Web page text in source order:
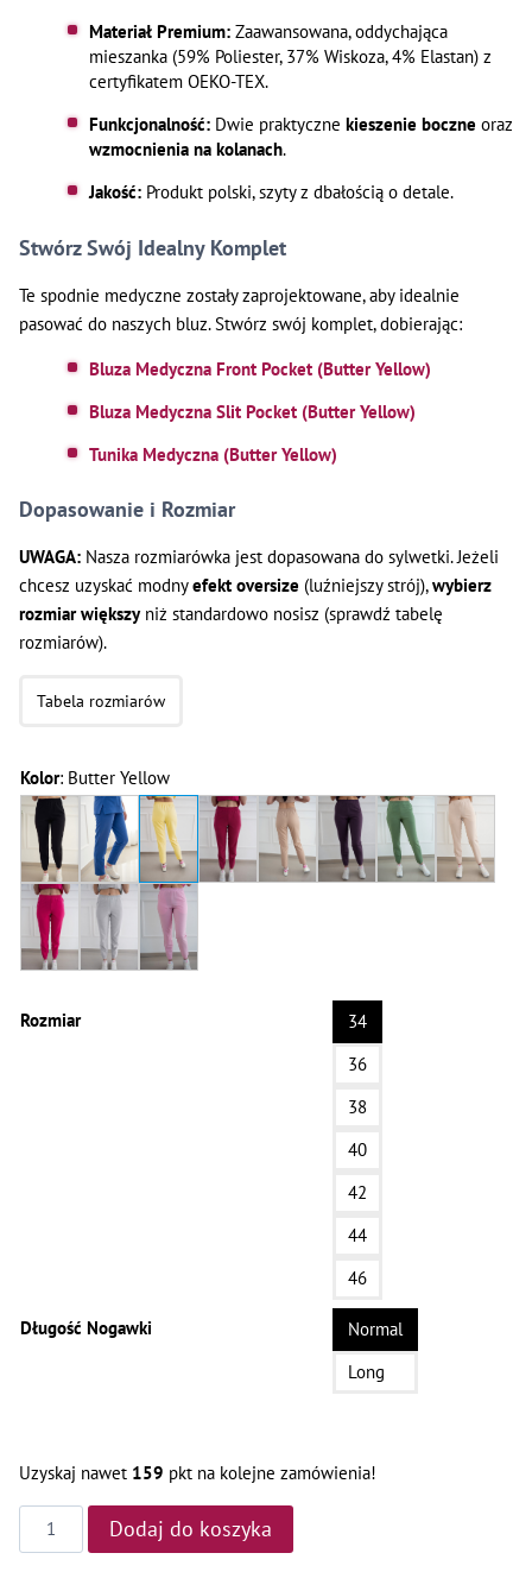
Materiał Premium:Zaawansowana, oddychająca
mieszanka (59% Poliester, 37% Wiskoza, 4% Elastan) z
certyfikatem OEKO-TEX.
Funkcjonalność:Dwie praktyczne kieszenie boczne oraz
wzmocnienia na kolanach.
Jakość:Produkt polski, szyty z dbałością o detale.
Stwórz Swój Idealny Komplet
Te spodnie medyczne zostały zaprojektowane, aby idealnie
pasować do naszych bluz. Stwórz swój komplet, dobierając:
Bluza Medyczna Front Pocket (Butter Yellow)
Bluza Medyczna Slit Pocket (Butter Yellow)
Tunika Medyczna (Butter Yellow)
Dopasowanie i Rozmiar
UWAGA: Nasza rozmiarówka jest dopasowana do sylwetki. Jeżeli
chcesz uzyskać modnyefekt oversize (luźniejszy strój),wybierz
rozmiar większyniż standardowo nosisz (sprawdź tabelę
rozmiarów).
Tabela rozmiarów
Kolor: Butter Yellow
Rozmiar
34
36
38
40
42
44
46
Długość Nogawki
Normal
Long
Uzyskaj nawet 159 pkt na kolejne zamówienia!
ilość
Spodnie
Dodaj do koszyka